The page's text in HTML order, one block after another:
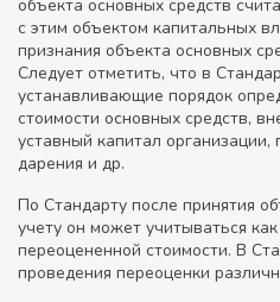
объекта основных средств
с этим объектом капитальных
признания объекта основных
Следует отметить, что в
устанавливающие порядок
стоимости основных средств,
уставный капитал
дарения и др.
По Стандарту после принятия
учету он может учитываться
переоцененной стоимости. В
проведения переоценки